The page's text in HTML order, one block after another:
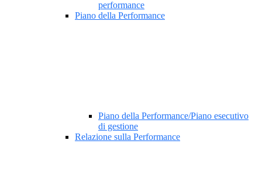
performance
Piano della Performance
Piano della Performance/Piano esecutivo
di gestione
Relazione sulla Performance